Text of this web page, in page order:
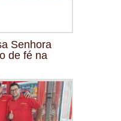
Senhora
de fé na